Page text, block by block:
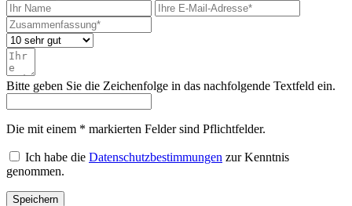
Bitte geben Sie die Zeichenfolge in das nachfolgende Textfeld ein.
Die mit einem * markierten Felder sind Pflichtfelder.
Ich habe die Datenschutzbestimmungen zur Kenntnis
genommen.
Speichern